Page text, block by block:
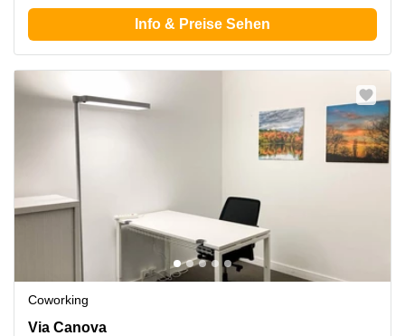
Info & Preise Sehen
Coworking
Via Canova 15, Lugano
Via Canova